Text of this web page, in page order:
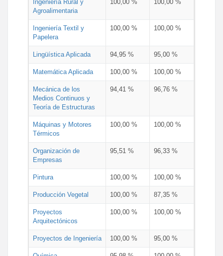
Ingeniería Rural y
Agroalimentaria
100,00 % 100,00 %
Ingeniería Textil y
Papelera
100,00 % 100,00 %
Lingüística Aplicada 94,95 % 95,00 %
Matemática Aplicada 100,00 % 100,00 %
Mecánica de los
Medios Continuos y
Teoría de Estructuras
94,41 % 96,76 %
Máquinas y Motores
Térmicos
100,00 % 100,00 %
Organización de
Empresas
95,51 % 96,33 %
Pintura 100,00 % 100,00 %
Producción Vegetal 100,00 % 87,35 %
Proyectos
Arquitectónicos
100,00 % 100,00 %
Proyectos de Ingeniería 100,00 % 95,00 %